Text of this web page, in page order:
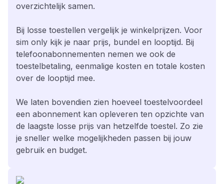
overzichtelijk samen.
Bij losse toestellen vergelijk je winkelprijzen. Voor
sim only kijk je naar prijs, bundel en looptijd. Bij
telefoonabonnementen nemen we ook de
toestelbetaling, eenmalige kosten en totale kosten
over de looptijd mee.
We laten bovendien zien hoeveel toestelvoordeel
een abonnement kan opleveren ten opzichte van
de laagste losse prijs van hetzelfde toestel. Zo zie
je sneller welke mogelijkheden passen bij jouw
gebruik en budget.